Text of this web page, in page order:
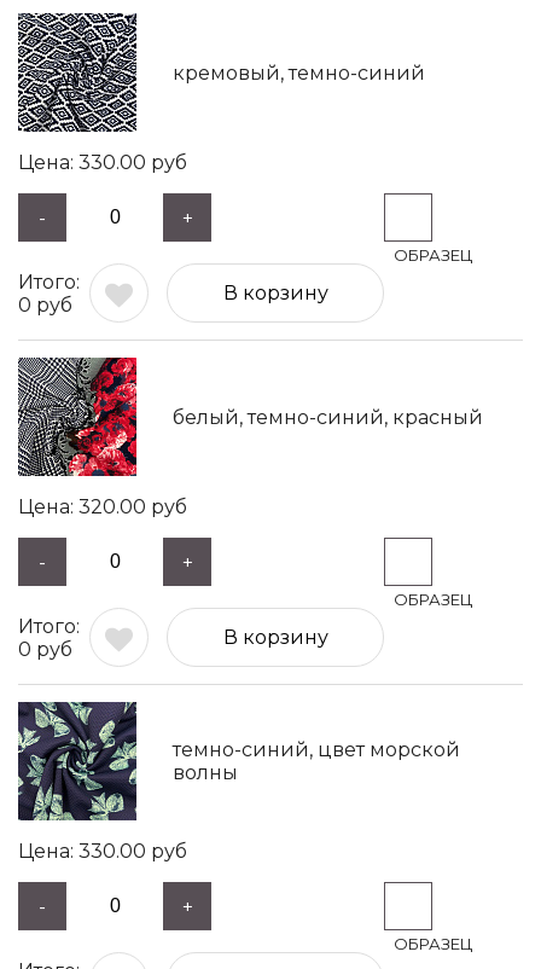
кремовый, темно-синий
330.00 руб
- +
0 руб
В корзину
белый, темно-синий, красный
320.00 руб
- +
0 руб
В корзину
темно-синий, цвет морской
волны
330.00 руб
- +